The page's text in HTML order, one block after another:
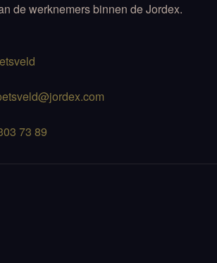
de werknemers binnen de Jordex.
73 89